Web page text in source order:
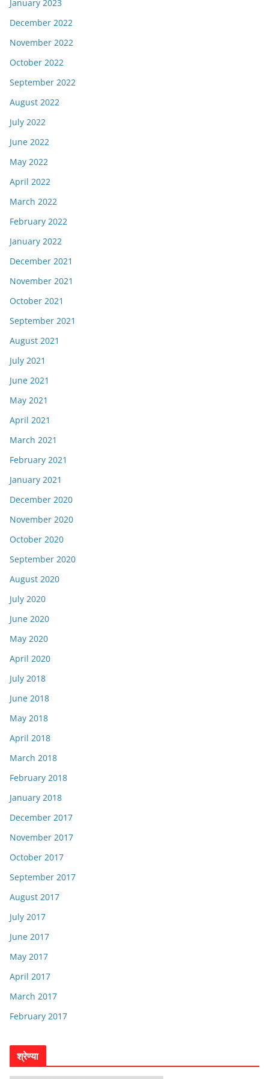
January 2023
December 2022
November 2022
October 2022
September 2022
August 2022
July 2022
June 2022
May 2022
April 2022
March 2022
February 2022
January 2022
December 2021
November 2021
October 2021
September 2021
August 2021
July 2021
June 2021
May 2021
April 2021
March 2021
February 2021
January 2021
December 2020
November 2020
October 2020
September 2020
August 2020
July 2020
June 2020
May 2020
April 2020
July 2018
June 2018
May 2018
April 2018
March 2018
February 2018
January 2018
December 2017
November 2017
October 2017
September 2017
August 2017
July 2017
June 2017
May 2017
April 2017
March 2017
February 2017
श्रेण्या